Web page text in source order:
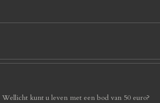
kunt u leven met een bod van 50 euro?